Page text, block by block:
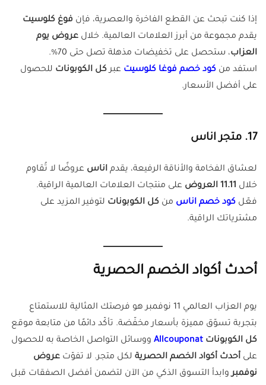
إذا كنت تبحث عن القطع الفاخرة والعصرية، فإن فوغ كلوسيت
يقدم مجموعة من أبرز العلامات العالمية. خلال عروض يوم
العزاب، ستحصل على تخفيضات مذهلة تصل حتى 70%.
استفد من كود خصم فوغا كلوسيت عبركل الكوبونات للحصول
على أفضل الأسعار.
17. متجر اناس
لعشاق الفخامة والأناقة الرفيعة، يقدم اناس عروضًا لا تُقاوم
خلال 11.11 العروض
على منتجات العلامات العالمية الراقية.
فعّل كود خصم اناس من كل الكوبونات لتوفير المزيد على
مشترياتك الراقية.
أحدث أكواد الخصم الحصرية
يوم العزاب العالمي 11 نوفمبر هو فرصتك المثالية للاستمتاع
بتجربة تسوّق مميزة بأسعار مخفّضة. تأكّد دائمًا من متابعة موقع
كل الكوبونات Allcouponat ووسائل التواصل الخاصة به للحصول
على أحدث أكواد الخصم الحصرية لكل متجر. لا تفوّت عروض
نوفمبروابدأ التسوق الذكي من الآن لتضمن أفضل الصفقات قبل